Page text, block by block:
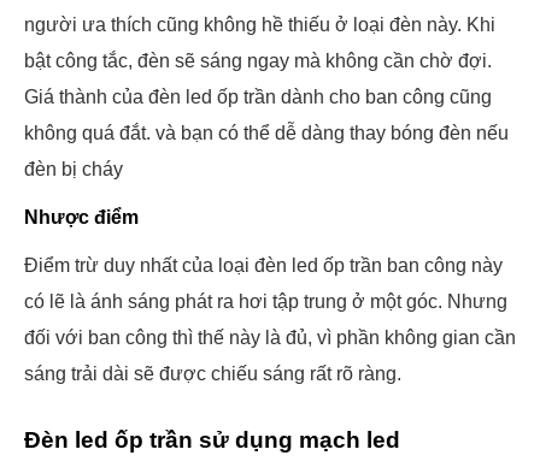
người ưa thích cũng không hề thiếu ở loại đèn này. Khi
bật công tắc, đèn sẽ sáng ngay mà không cần chờ đợi.
Giá thành của đèn led ốp trần dành cho ban công cũng
không quá đắt. và bạn có thể dễ dàng thay bóng đèn nếu
đèn bị cháy
Nhược điểm
Điểm trừ duy nhất của loại đèn led ốp trần ban công này
có lẽ là ánh sáng phát ra hơi tập trung ở một góc. Nhưng
đối với ban công thì thế này là đủ, vì phần không gian cần
sáng trải dài sẽ được chiếu sáng rất rõ ràng.
Đèn led ốp trần sử dụng mạch led